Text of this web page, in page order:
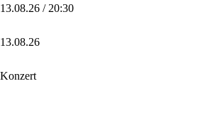
13.08.26 / 20:30
13.08.26
Konzert